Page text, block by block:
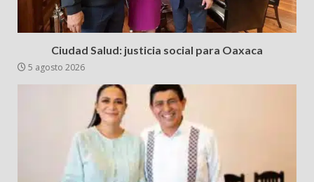
Ciudad Salud: justicia social para Oaxaca
5 agosto 2026